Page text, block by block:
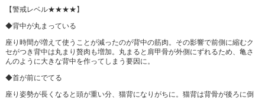
【警戒レベル★★★★】
◆背中が丸まっている
座り時間が増えて使うことが減ったのが背中の筋肉。その影響で前側に縮むク
セがつき背中は丸まり贅肉も増加。丸まると肩甲骨が外側にずれるため、亀さ
んのように大きな背中を作ってしまう要因に。
◆首が前にでてる
座り姿勢が長くなると頭が重い分、猫背になりがちに。猫背は背骨が後ろに倒